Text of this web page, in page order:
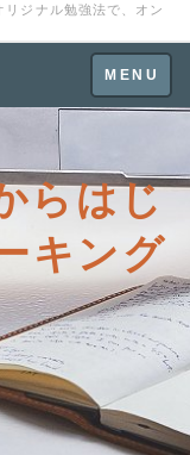
ジナル勉強法で、オン
Toggle
navigation
MENU
はじ
キング